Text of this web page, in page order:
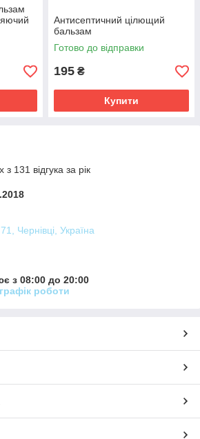
Антисептичний цілющий
бальзам
Готово до відправки
195 ₴
Купити
131 відгука за рік
Чернівці, Україна
з 08:00 до 20:00
роботи